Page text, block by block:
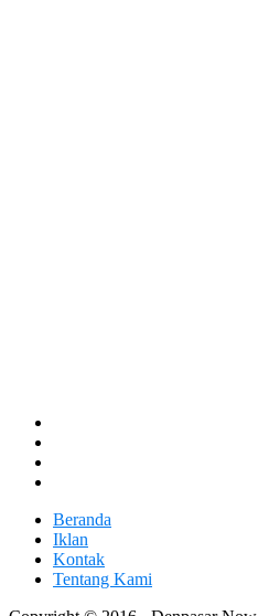
Beranda
Iklan
Kontak
Tentang Kami